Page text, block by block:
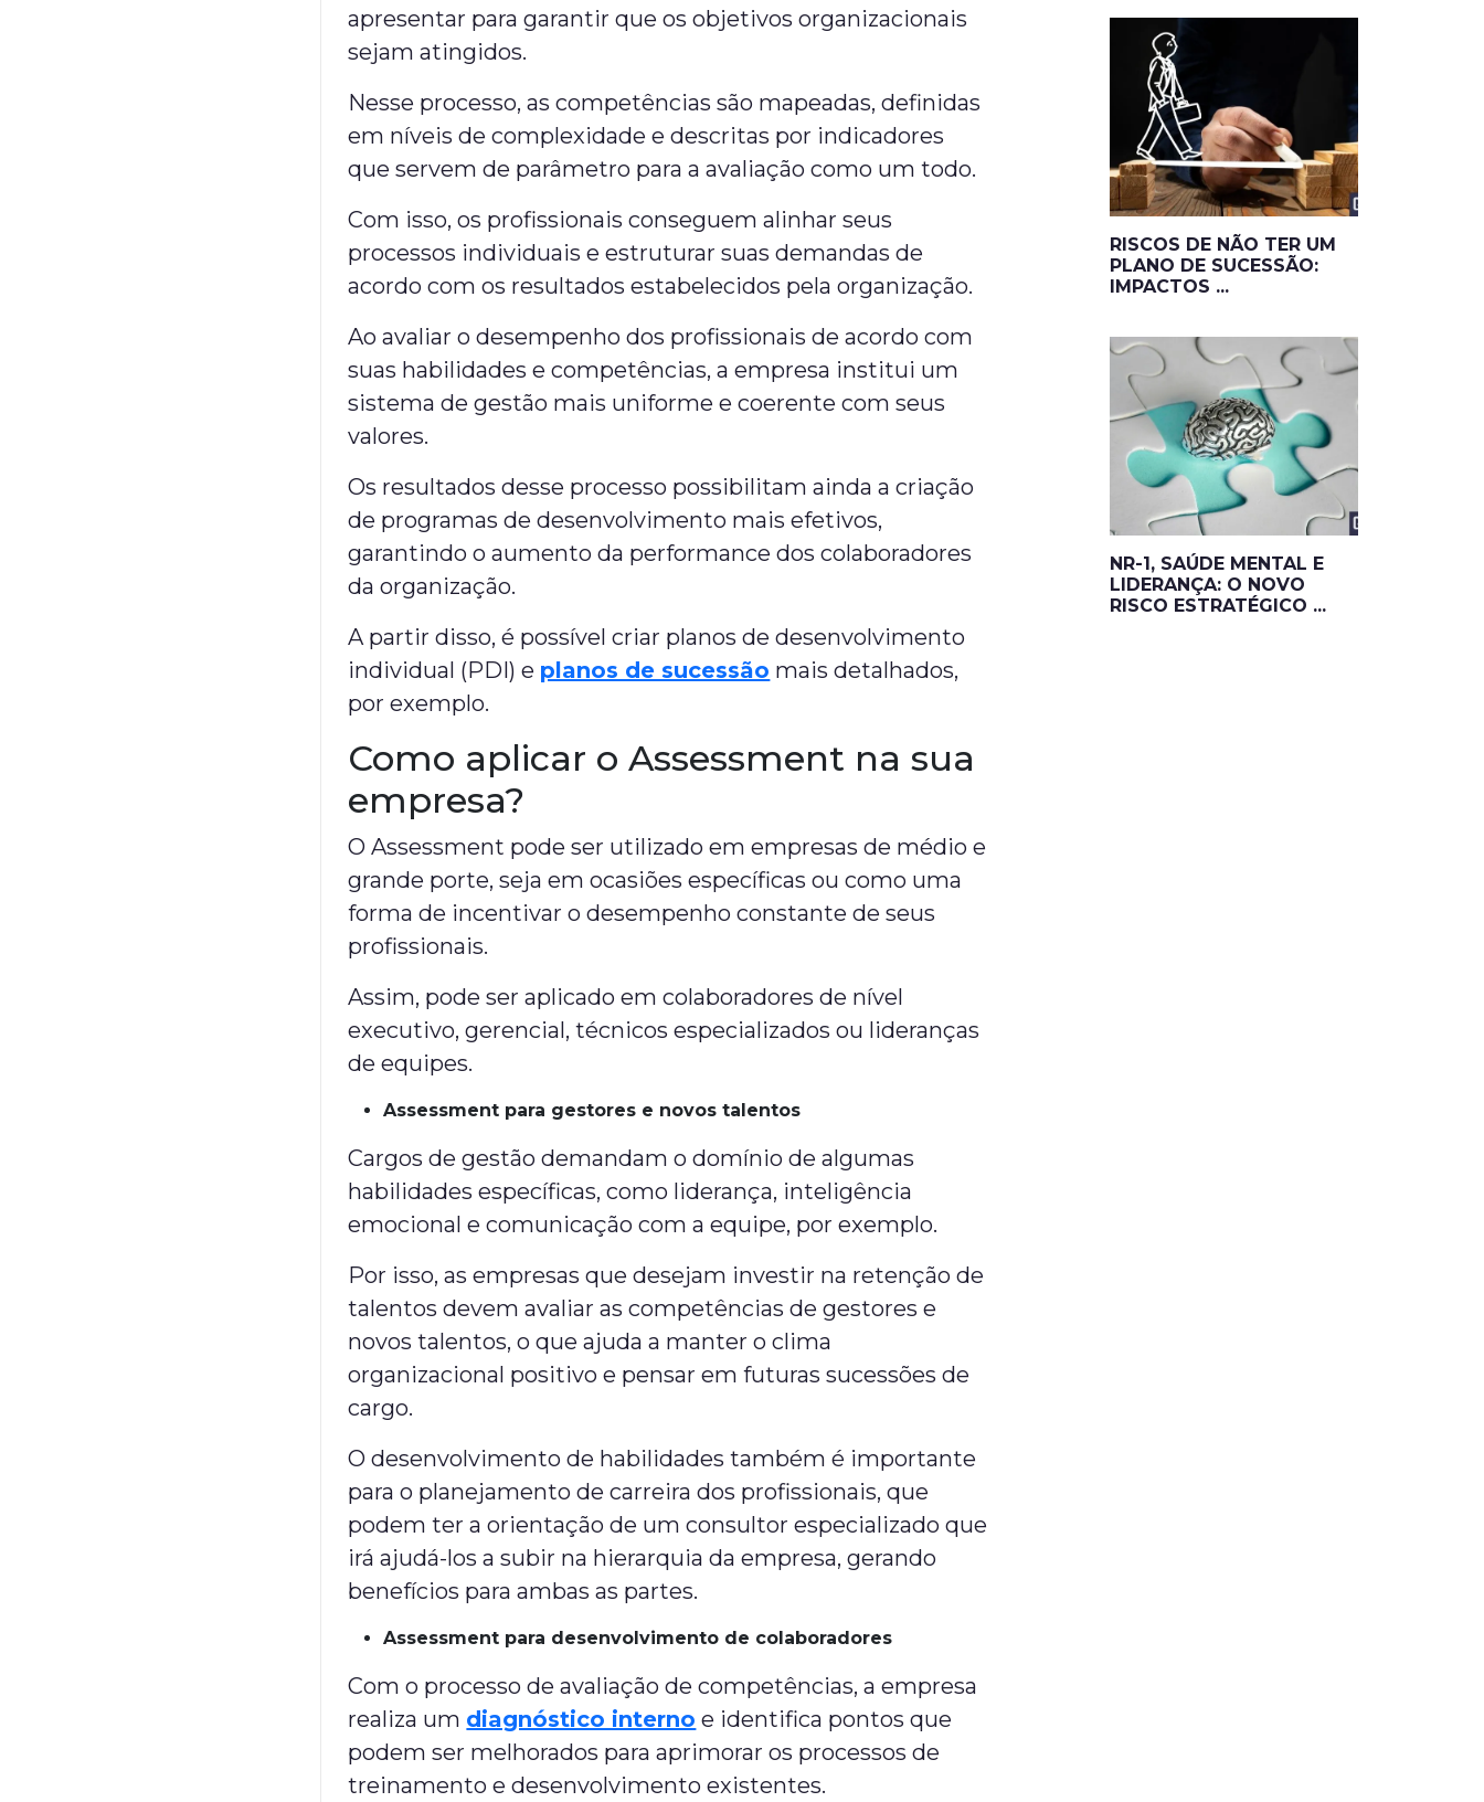
apresentar para garantir que os objetivos organizacionais
sejam atingidos.
Nesse processo, as competências são mapeadas, definidas
em níveis de complexidade e descritas por indicadores
que servem de parâmetro para a avaliação como um todo.
Com isso, os profissionais conseguem alinhar seus
processos individuais e estruturar suas demandas de
acordo com os resultados estabelecidos pela organização.
Ao avaliar o desempenho dos profissionais de acordo com
suas habilidades e competências, a empresa institui um
sistema de gestão mais uniforme e coerente com seus
valores.
Os resultados desse processo possibilitam ainda a criação
de programas de desenvolvimento mais efetivos,
garantindo o aumento da performance dos colaboradores
da organização.
A partir disso, é possível criar planos de desenvolvimento
individual (PDI) e planos de sucessão mais detalhados,
por exemplo.
Como aplicar o Assessment na sua
empresa?
O Assessment pode ser utilizado em empresas de médio e
grande porte, seja em ocasiões específicas ou como uma
forma de incentivar o desempenho constante de seus
profissionais.
Assim, pode ser aplicado em colaboradores de nível
executivo, gerencial, técnicos especializados ou lideranças
de equipes.
Assessment para gestores e novos talentos
Cargos de gestão demandam o domínio de algumas
habilidades específicas, como liderança, inteligência
emocional e comunicação com a equipe, por exemplo.
Por isso, as empresas que desejam investir na retenção de
talentos devem avaliar as competências de gestores e
novos talentos, o que ajuda a manter o clima
organizacional positivo e pensar em futuras sucessões de
cargo.
O desenvolvimento de habilidades também é importante
para o planejamento de carreira dos profissionais, que
podem ter a orientação de um consultor especializado que
irá ajudá-los a subir na hierarquia da empresa, gerando
benefícios para ambas as partes.
Assessment para desenvolvimento de colaboradores
Com o processo de avaliação de competências, a empresa
realiza um diagnóstico interno e identifica pontos que
podem ser melhorados para aprimorar os processos de
treinamento e desenvolvimento existentes.
RISCOS DE NÃO TER UM
PLANO DE SUCESSÃO:
IMPACTOS ...
NR-1, SAÚDE MENTAL E
LIDERANÇA: O NOVO
RISCO ESTRATÉGICO ...